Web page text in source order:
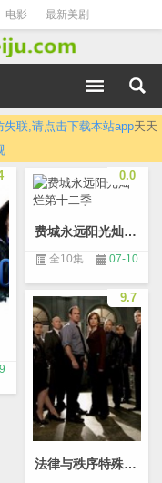
电影 最新美剧
联,请点击下载本站app天天
0.0
费城永远阳光灿烂第十二季
全10集 07-10
9.7
法律与秩序特殊受害者第十九季